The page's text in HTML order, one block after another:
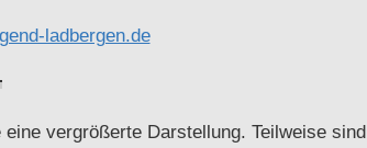
ladbergen.de
ver­größerte Darstel­lung. Teil­weise sind